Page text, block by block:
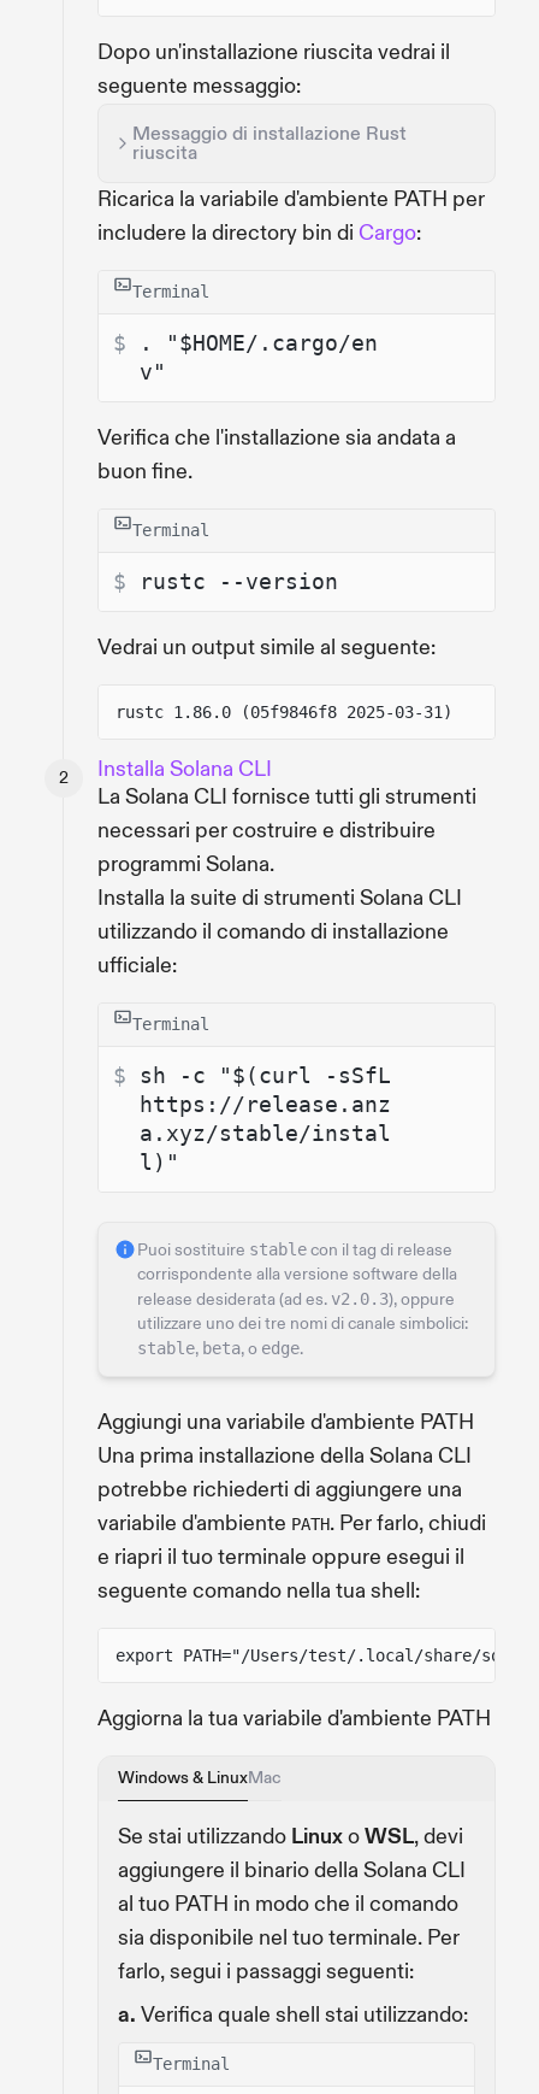
Dopo un'installazione riuscita vedrai il
seguente messaggio:
Messaggio di installazione Rust
riuscita
Ricarica la variabile d'ambiente PATH per
includere la directory bin di Cargo:
Terminal
$
. "$HOME/.cargo/en
v"
Verifica che l'installazione sia andata a
buon fine.
Terminal
$ rustc --version
Vedrai un output simile al seguente:
rustc 1.86.0 (05f9846f8 2025-03-31)
Installa Solana CLI
La Solana CLI fornisce tutti gli strumenti
necessari per costruire e distribuire
programmi Solana.
Installa la suite di strumenti Solana CLI
utilizzando il comando di installazione
ufficiale:
Terminal
$ sh -c "$(curl -sSfL
https://release.anz
a.xyz/stable/instal
l)"
Puoi sostituire stablecon il tag di release
corrispondente alla versione software della
release desiderata (ad es. v2.0.3), oppure
utilizzare uno dei tre nomi di canale simbolici:
stable, beta, o edge.
Aggiungi una variabile d'ambiente PATH
Una prima installazione della Solana CLI
potrebbe richiederti di aggiungere una
variabile d'ambiente PATH. Per farlo, chiudi
e riapri il tuo terminale oppure esegui il
seguente comando nella tua shell:
export PATH="/Users/test/.local/share/
Aggiorna la tua variabile d'ambiente PATH
Windows & LinuxMac
Se stai utilizzando LinuxoWSL, devi
aggiungere il binario della Solana CLI
al tuo PATH in modo che il comando
sia disponibile nel tuo terminale. Per
farlo, segui i passaggi seguenti:
a. Verifica quale shell stai utilizzando:
Terminal